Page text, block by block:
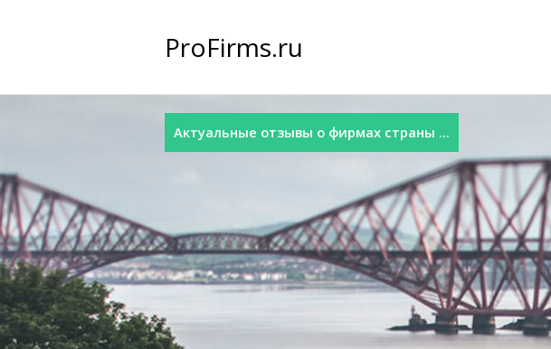
ProFirms.ru
Актуальные отзывы о фирмах страны ...